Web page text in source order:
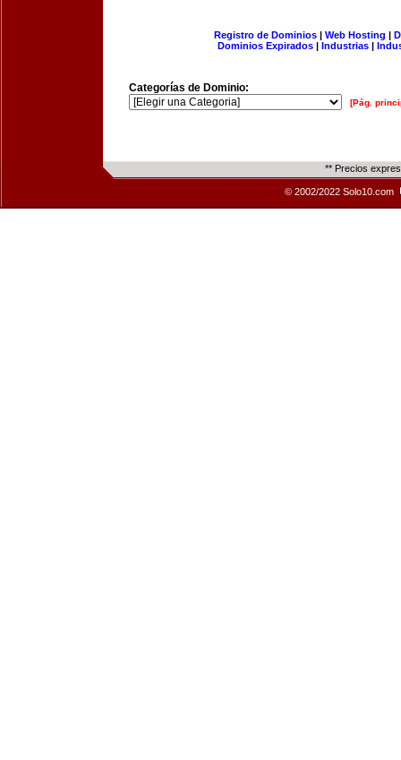
Registro de Dominios| Web Hosting |
Dominios Expirados | Industrias |
Categorías de Dominio:
[Pág.
** Precios
© 2002/2022 Solo10.com